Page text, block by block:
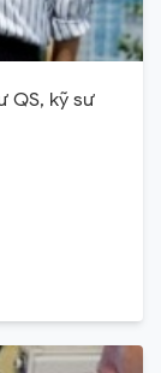
QS, kỹ sư